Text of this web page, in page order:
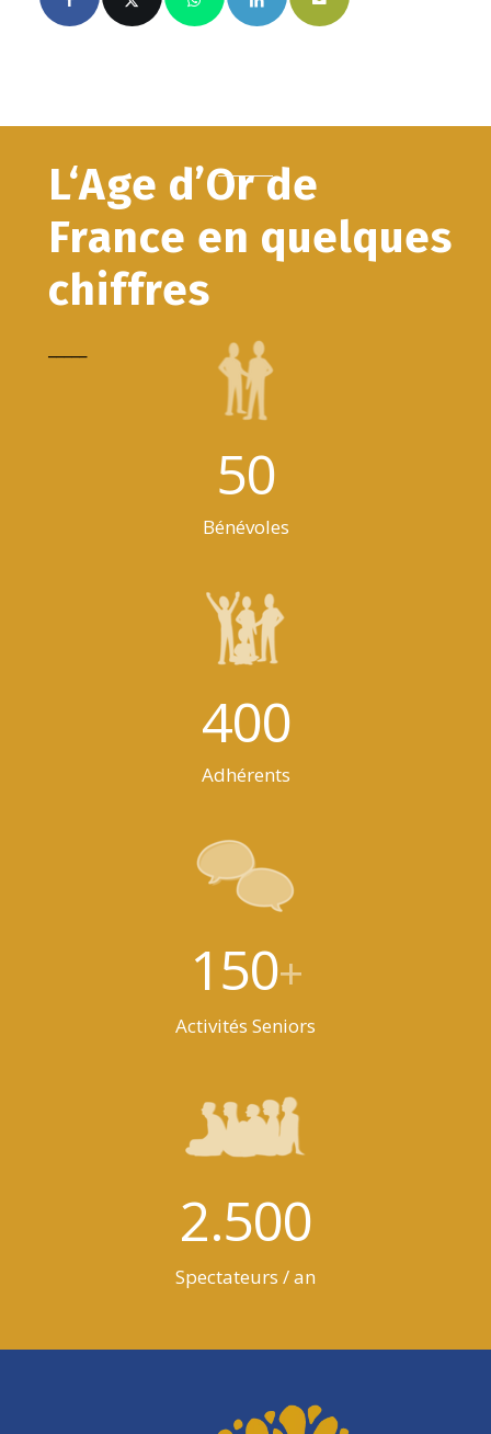
L‘Age d’Or de
France en quelques
chiffres
50
Bénévoles
400
Adhérents
150+
Activités Seniors
2.500
Spectateurs / an